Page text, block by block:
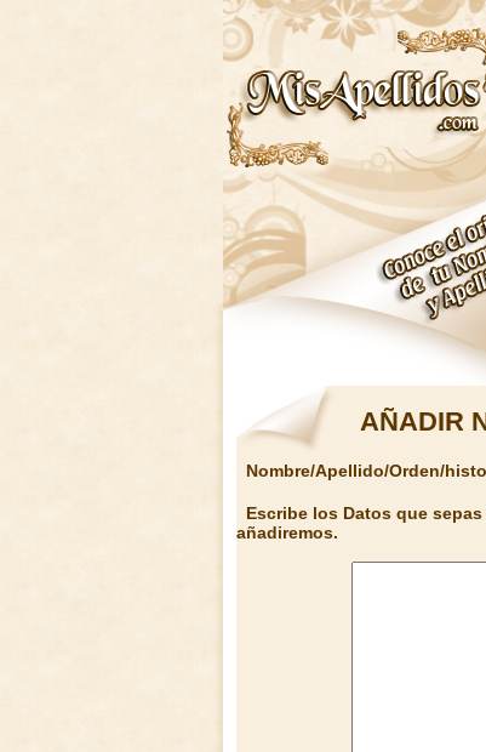
AÑADIR
Nombre/Apellido/Orden/
Escribe los Datos que
añadiremos.